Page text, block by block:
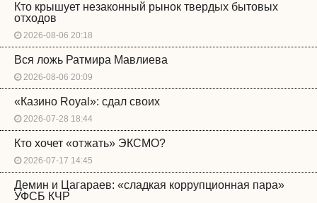
Кто крышует незаконный рынок твердых бытовых
отходов
2026-08-06 20:18
Вся ложь Ратмира Мавлиева
2026-08-06 20:09
«Казино Royal»: сдал своих
2026-07-28 18:44
Кто хочет «отжать» ЭКСМО?
2026-07-17 14:45
Демин и Цагараев: «сладкая коррупционная пара»
УФСБ КЧР